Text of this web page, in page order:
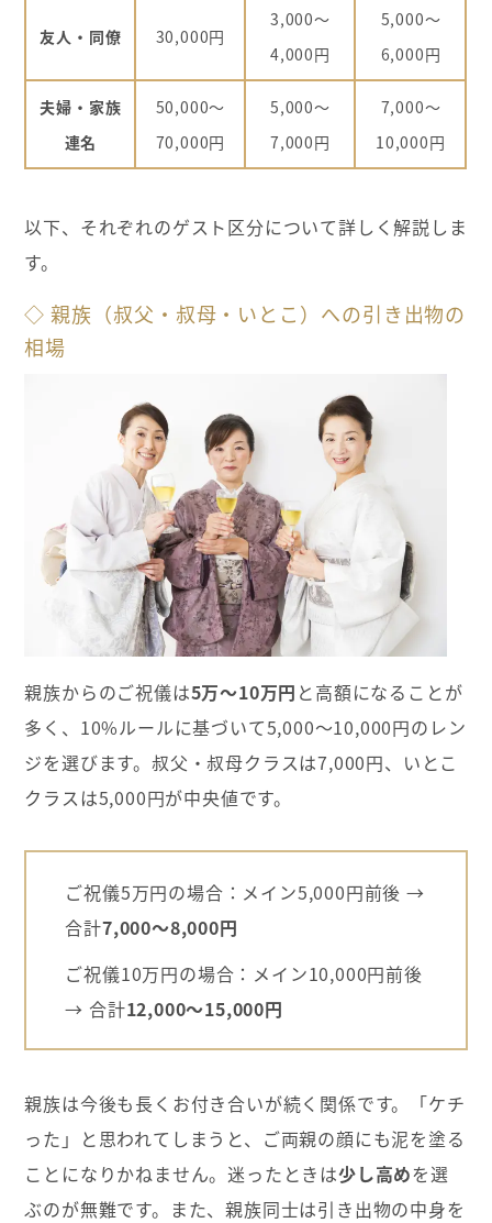
友人・同僚 30,000円
3,000～
4,000円
5,000～
6,000円
夫婦・家族
連名
50,000～
70,000円
5,000～
7,000円
7,000～
10,000円
以下、それぞれのゲスト区分について詳しく解説しま
す。
◇ 親族（叔父・叔母・いとこ）への引き出物の
相場
親族からのご祝儀は5万～10万円 と高額になることが
多く、10%ルールに基づいて5,000〜10,000円のレン
ジを選びます。叔父・叔母クラスは7,000円、いとこ
クラスは5,000円が中央値です。
ご祝儀5万円の場合：メイン5,000円前後 →
合計7,000～8,000円
ご祝儀10万円の場合：メイン10,000円前後
→ 合計12,000～15,000円
親族は今後も長くお付き合いが続く関係です。「ケチ
った」と思われてしまうと、ご両親の顔にも泥を塗る
ことになりかねません。迷ったときは少し高めを選
ぶのが無難です。また、親族同士は引き出物の中身を